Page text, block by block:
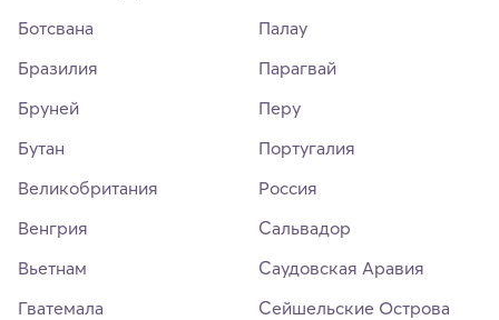
Ботсвана
Бразилия
Бруней
Бутан
Великобритания
Венгрия
Вьетнам
Гватемала
Палау
Парагвай
Перу
Португалия
Россия
Сальвадор
Саудовская Аравия
Сейшельские Острова